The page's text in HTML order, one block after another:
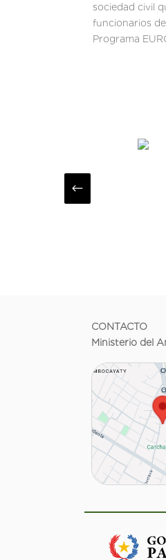
sociedad civil
funcionarios
Programa
#
CONTACTO
Ministerio del